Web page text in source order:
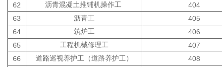
62
沥青混凝土推铺机操作工
404
63
沥青工
405
64
筑炉工
406
65
工程机械修理工
407
66
道路巡视养护工（道路养护工）
408